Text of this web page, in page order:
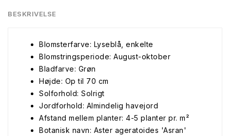
BESKRIVELSE
Blomsterfarve: Lyseblå, enkelte
Blomstringsperiode: August-oktober
Bladfarve: Grøn
Højde: Op til 70 cm
Solforhold: Solrigt
Jordforhold: Almindelig havejord
Afstand mellem planter: 4-5 planter pr. m²
Botanisk navn: Aster ageratoides 'Asran'